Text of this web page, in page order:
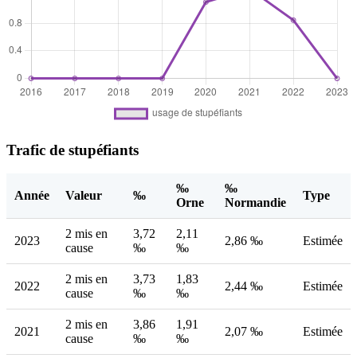
Trafic de stupéfiants
Année Valeur ‰
‰
Orne
‰
Normandie
Type
2023
2 mis en
cause
3,72
‰
2,11
‰
2,86 ‰ Estimée
2022
2 mis en
cause
3,73
‰
1,83
‰
2,44 ‰ Estimée
2021
2 mis en
cause
3,86
‰
1,91
‰
2,07 ‰ Estimée